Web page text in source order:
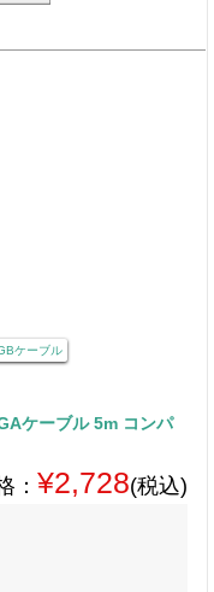
ケーブル
ケーブル 5m コンパ
： ¥2,728(税込)